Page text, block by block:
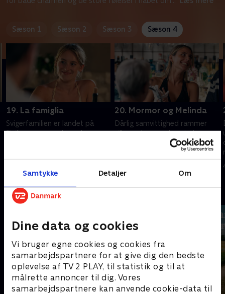
Samtykke Detaljer Om
Dine data og cookies
Vi bruger egne cookies og cookies fra
samarbejdspartnere for at give dig den bedste
oplevelse af TV 2 PLAY, til statistik og til at
målrette annoncer til dig. Vores
samarbejdspartnere kan anvende cookie-data til
Sæson 1 Sæson 2 Sæson 3 Sæson 4
19. La famiglia
Svigerfamilien er landet på
Sicilien, og mændene skruer
sikre sig en eftertragtet
belønning.
20. Mormor og Melinda
Dårlig samvittighed rammer
villaen, da mændene indser,
hvem de står i vejen for.
Samtidig bliver der gået hårdt
til den, når mormor og Melinda
rister Mies date.
Andre så også